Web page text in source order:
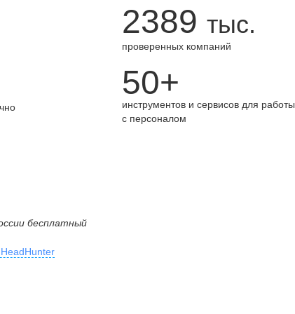
2389 тыс.
проверенных компаний
50+
инструментов и сервисов для работы
с персоналом
бесплатный